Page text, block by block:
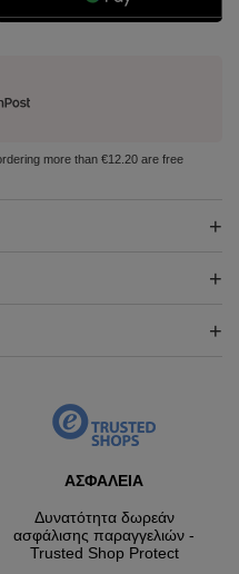
more than €12.20 are free
ΑΣΦΑΛΕΙΑ
Δυνατότητα δωρεάν
ασφάλισης παραγγελιών -
Trusted Shop Protect